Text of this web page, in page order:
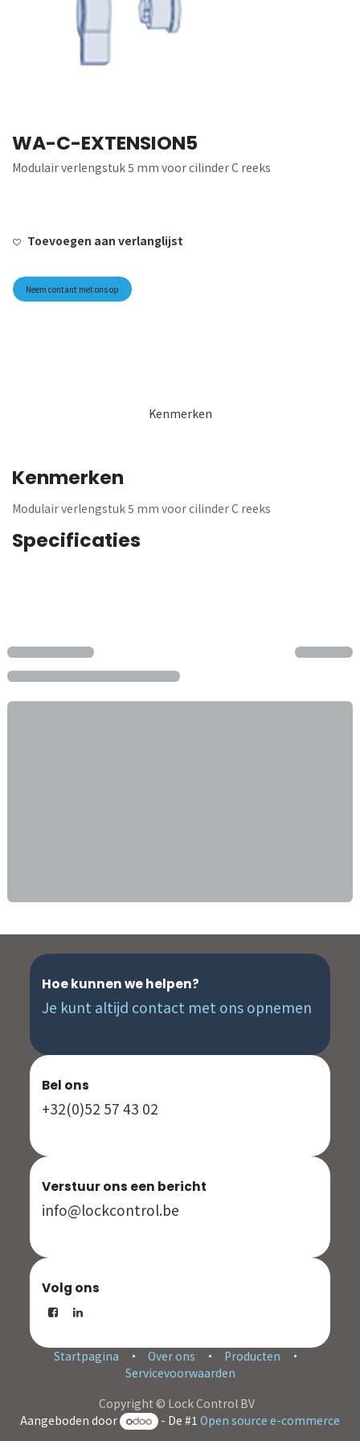
WA-C-EXTENSION5
Modulair verlengstuk 5 mm voor cilinder C reeks
Toevoegen aan verlanglijst
Neem contant met ons op
Kenmerken
Kenmerken
Modulair verlengstuk 5 mm voor cilinder C reeks
Specificaties
Hoe kunnen we helpen?
Je kunt altijd contact met ons opnemen
Bel ons
+32(0)52 57 43 02
Verstuur ons een bericht
info@lockcontrol.be
Volg ons
Startpagina • Over ons • Producten
•
Servicevoorwaarden
Copyright © Lock Control BV
Aangeboden door
- De #1Open source e-commerce